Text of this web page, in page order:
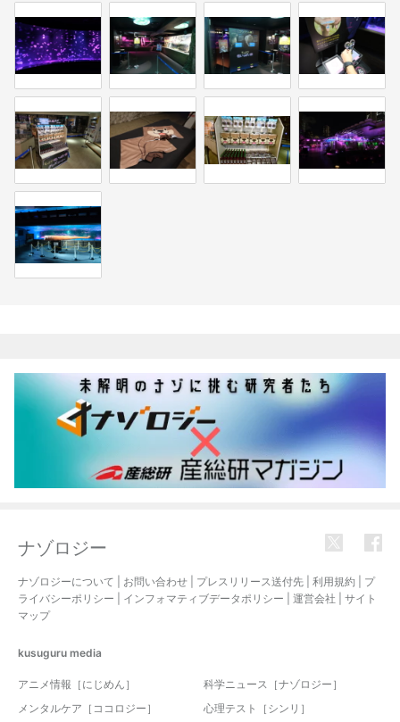
ナゾロジー
ナゾロジーについて お問い合わせ プレスリリース送付先 利用規約
プ
ライバシーポリシー
インフォマティブデータポリシー 運営会社
サイト
マップ
kusuguru media
アニメ情報［にじめん］
科学ニュース［ナゾロジー］
メンタルケア［ココロジー］
心理テスト［シンリ］